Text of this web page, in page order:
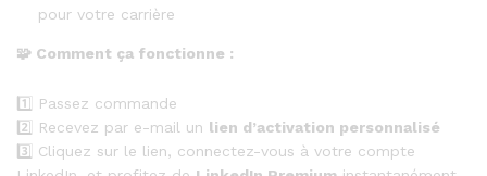
pour votre carrière
🧩 Comment ça fonctionne :
1️⃣ Passez commande
2️⃣ Recevez par e-mail un lien d’activation personnalisé
3️⃣ Cliquez sur le lien, connectez-vous à votre compte